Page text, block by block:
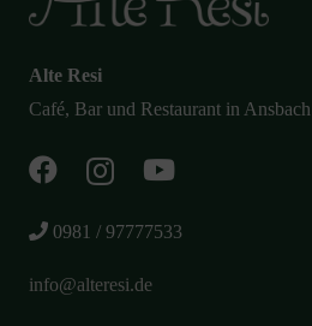
Alte Resi
Café, Bar und Restaurant in Ansbach
0981 / 97777533
info@alteresi.de